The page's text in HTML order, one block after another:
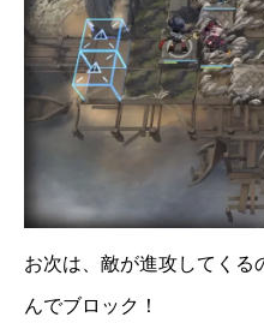
お次は、敵が進攻してくる
んでブロック！